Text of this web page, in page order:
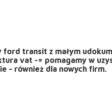
ford transit z małym
vat -= pomagamy w
- również dla nowych firm.